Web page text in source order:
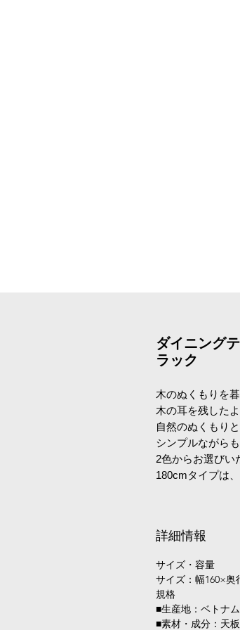
ダイニング
ラック
木のぬくもりを
木の耳を残した
自然のぬくもり
シンプルながら
2色からお選びい
180cmタイプは
詳細情報
サイズ・容量
サイズ：幅160×奥
規格
■生産地：ベトナム
■素材・成分：天